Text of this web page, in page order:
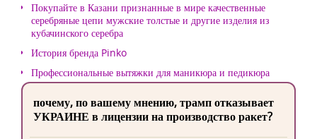
Покупайте в Казани признанные в мире качественные
серебряные цепи мужские толстые и другие изделия из
кубачинского серебра
История бренда Pinko
Профессиональные вытяжки для маникюра и педикюра
почему, по вашему мнению, трамп отказывает
УКРАИНЕ в лицензии на производство ракет?